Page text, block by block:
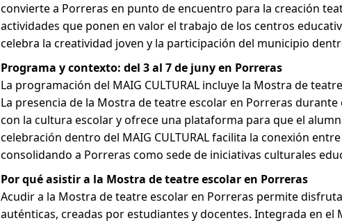
convierte a Porreras en punto de encuentro para la creación
actividades que ponen en valor el trabajo de los centros
celebra la creatividad joven y la participación del municipio
Programa y contexto: del 3 al 7 de juny en Porreras
La programación del MAIG CULTURAL incluye la Mostra de
La presencia de la Mostra de teatre escolar en Porreras
con la cultura escolar y ofrece una plataforma para que el
celebración dentro del MAIG CULTURAL facilita la conexión
consolidando a Porreras como sede de iniciativas culturales
Por qué asistir a la Mostra de teatre escolar en Porreras
Acudir a la Mostra de teatre escolar en Porreras permite
auténticas, creadas por estudiantes y docentes. Integrada en el